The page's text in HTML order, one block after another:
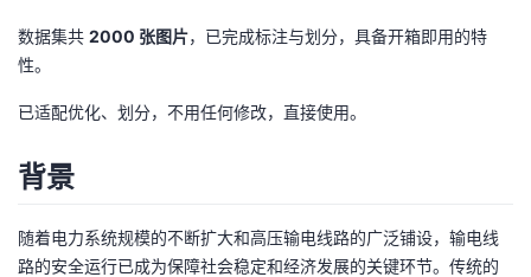
客
论
的
我
动关
我
证
实
的
的
支
持
我
声
建
数据集共 2000 张图片，已完成标注与划分，具备开箱即用的特
性。
已适配优化、划分，不用任何修改，直接使用。
背景
随着电力系统规模的不断扩大和高压输电线路的广泛铺设，输电线
路的安全运行已成为保障社会稳定和经济发展的关键环节。传统的